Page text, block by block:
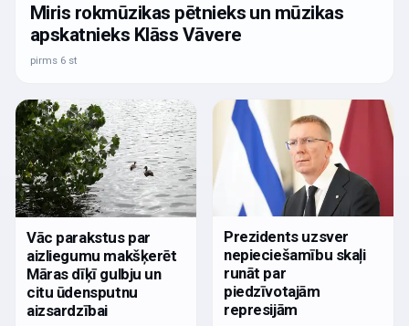
Miris rokmūzikas pētnieks un mūzikas
apskatnieks Klāss Vāvere
pirms 6 st
Vāc parakstus par
aizliegumu makšķerēt
Māras dīķī gulbju un
citu ūdensputnu
aizsardzībai
Prezidents uzsver
nepieciešamību skaļi
runāt par
piedzīvotajām
represijām